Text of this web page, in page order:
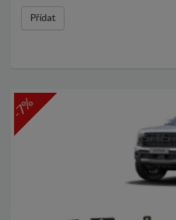
Přídat
-7%